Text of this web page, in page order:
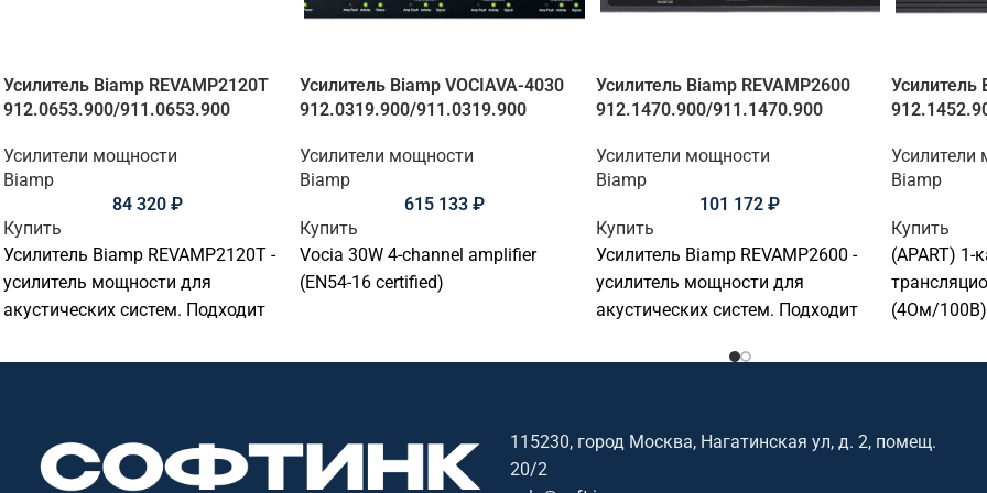
Усилитель Biamp REVAMP2120T
912.0653.900/911.0653.900
Усилители мощности
Biamp
84 320₽
Купить
Усилитель Biamp REVAMP2120T -
усилитель мощности для
акустических систем. Подходит
акустики в переговорных,
офисах и коммерческих
пространствах. Софтинк помогает
Усилитель Biamp VOCIAVA-4030
912.0319.900/911.0319.900
Усилители мощности
Biamp
615 133 ₽
Купить
Vocia 30W 4-channel amplifier
(EN54-16 certified)
Усилитель Biamp REVAMP2600
912.1470.900/911.1470.900
Усилители мощности
Biamp
101 172₽
Купить
Усилитель Biamp REVAMP2600 -
усилитель мощности для
акустических систем. Подходит
акустики в переговорных,
офисах и коммерческих
Усилитель
Усилители
Biamp
Купить
(APART) 1-
(4Ом/
115230, город Москва, Нагатинская ул, д. 2, помещ.
20/2